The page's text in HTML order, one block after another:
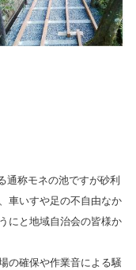
通称モネの池ですが砂利
車いすや足の不自由なか
にと地域自治会の皆様か
の確保や作業音による騒